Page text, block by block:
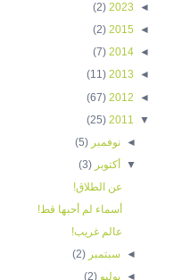
◄
2023
(2)
◄
2015
(2)
◄
2014
(7)
◄
2013
(11)
◄
2012
(67)
▼
2011
(25)
◄ نوفمبر (5)
▼
أكتوبر (3)
عن الطلاق!
أسماء لم أحبها قط!
عالم غريب!
◄ سبتمبر (2)
◄ يوليو (2)